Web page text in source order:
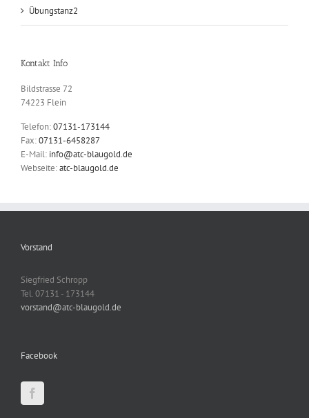
Übungstanz2
Kontakt Info
Bildstrasse 72
74223 Flein
Telefon:07131-173144
Fax:07131-6458287
E-Mail: info@atc-blaugold.de
Webseite:atc-blaugold.de
Vorstand
Siegfried Schropp
Tel. 07131 - 173144
vorstand@atc-blaugold.de
Facebook